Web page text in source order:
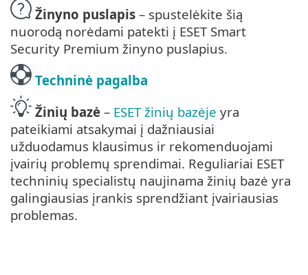
Žinyno puslapis – spustelėkite šią
nuorodą norėdami patekti į ESET Smart
Security Premium žinyno puslapius.
Techninė pagalba
Žinių bazė – ESET žinių bazėje yra
pateikiami atsakymai į dažniausiai
užduodamus klausimus ir rekomenduojami
įvairių problemų sprendimai. Reguliariai ESET
techninių specialistų naujinama žinių bazė yra
galingiausias įrankis sprendžiant įvairiausias
problemas.